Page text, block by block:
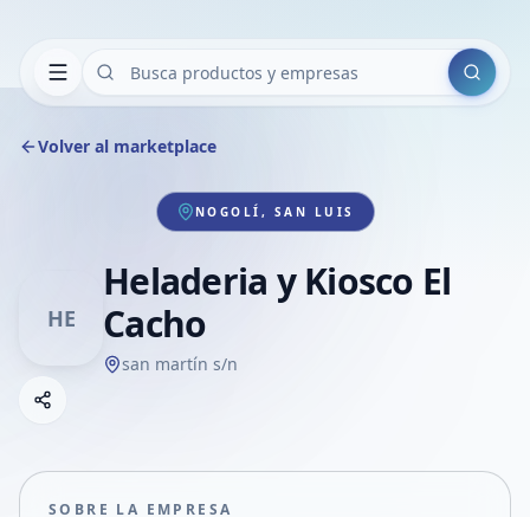
Buscar
Volver al marketplace
NOGOLÍ, SAN LUIS
HE
Heladeria y Kiosco El
Cacho
san martín s/n
Compartir empresa
SOBRE LA EMPRESA